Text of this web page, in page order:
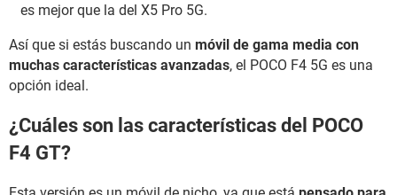
es mejor que la del X5 Pro 5G.
Así que si estás buscando un móvil de gama media con
muchas características avanzadas, el POCO F4 5G es una
opción ideal.
¿Cuáles son las características del POCO
F4 GT?